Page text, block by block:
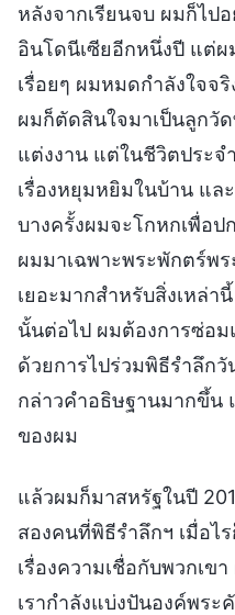
หลังจากเรียนจบ ผมก็ไป
อินโดนีเซียอีกหนึ่งปี แต่
เรื่อยๆ ผมหมดกำลังใจจ
ผมก็ตัดสินใจมาเป็นลูกวั
แต่งงาน แต่ในชีวิตประจ
เรื่องหยุมหยิมในบ้าน แล
บางครั้งผมจะโกหกเพื่อป
ผมมาเฉพาะพระพักตร์พร
เยอะมากสำหรับสิ่งเหล่า
นั้นต่อไป ผมต้องการซ่อ
ด้วยการไปร่วมพิธีรำลึก
กล่าวคำอธิษฐานมากขึ้น
ของผม
แล้วผมก็มาสหรัฐในปี
สองคนที่พิธีรำลึกฯ เมื่อไ
เรื่องความเชื่อกับพวกเข
เรากำลังแบ่งปันองค์พร